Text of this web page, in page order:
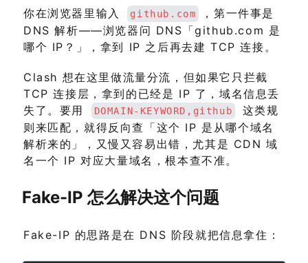
你在浏览器里输入 github.com
，第一件事是
DNS 解析——浏览器问 DNS「github.com 是
哪个 IP？」，拿到 IP 之后再去建 TCP 连接。
Clash 想在这里做流量分流，但如果它只拦截
TCP 连接层，拿到的已经是 IP 了，域名信息丢
失了。要用
DOMAIN-KEYWORD,github
这类规
则来匹配，就得反向查「这个 IP 是从哪个域名
解析来的」，又慢又容易出错，尤其是 CDN 域
名一个 IP 对应大量域名，根本查不准。
Fake-IP 怎么解决这个问题
Fake-IP 的思路是在 DNS 阶段就把信息拿住：